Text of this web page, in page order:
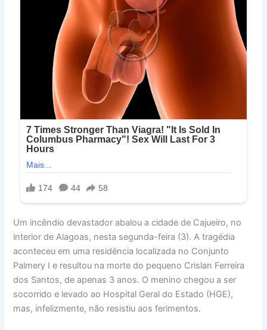
Um incêndio devastador abalou a cidade de Cajueiro, no
interior de Alagoas, nesta segunda-feira (3). A tragédia
aconteceu em uma residência localizada no Conjunto
Palmery I e resultou na morte do pequeno Crislan Ferreira
dos Santos, de apenas 3 anos. O menino chegou a ser
socorrido e levado ao Hospital Geral do Estado (HGE),
mas, infelizmente, não resistiu aos ferimentos.